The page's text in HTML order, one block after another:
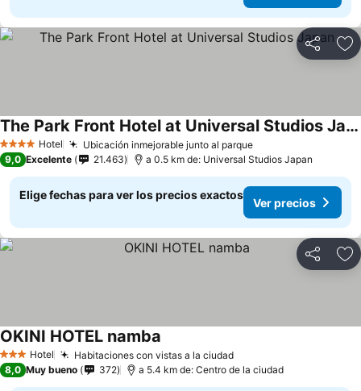
Compartir
4 EstrellasHotel Ubicación inmejorable junto al parque
The Park Front Hotel at Universal Studios Japan
9,0 Excelente 21.463 a 0.5 km de: Universal Studios Japan
Elige fechas para ver los precios exactos
Ver precios
Compartir
3 Estrellas
Hotel Habitaciones con vistas a la ciudad
OKINI HOTEL namba
8,0 Muy bueno 372 a 5.4 km de: Centro de la ciudad